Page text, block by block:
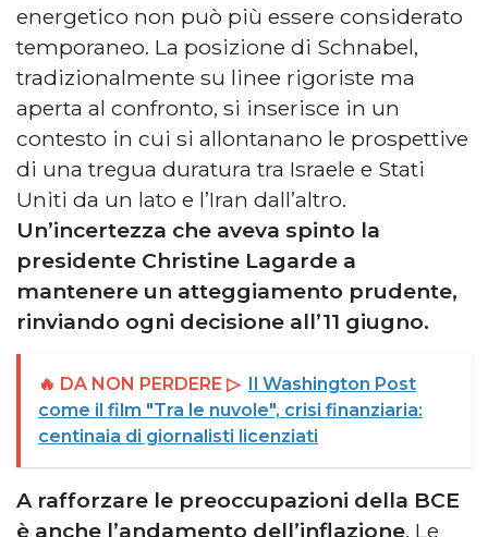
energetico non può più essere considerato
temporaneo. La posizione di Schnabel,
tradizionalmente su linee rigoriste ma
aperta al confronto, si inserisce in un
contesto in cui si allontanano le prospettive
di una tregua duratura tra Israele e Stati
Uniti da un lato e l’Iran dall’altro.
Un’incertezza che aveva spinto la
presidente Christine Lagarde a
mantenere un atteggiamento prudente,
rinviando ogni decisione all’11 giugno.
🔥 DA NON PERDERE ▷ Il Washington Post
come il film "Tra le nuvole", crisi finanziaria:
centinaia di giornalisti licenziati
A rafforzare le preoccupazioni della BCE
è anche l’andamento dell’inflazione. Le